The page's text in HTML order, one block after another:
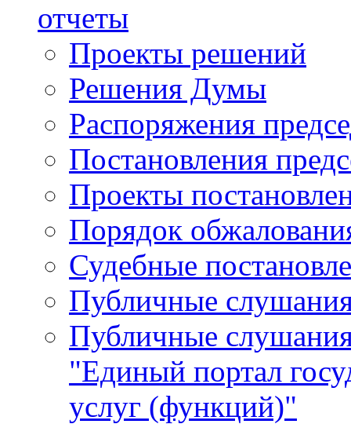
отчеты
Проекты решений
Решения Думы
Распоряжения
Постановления
Проекты
Порядок
Судебные
Публичные
Публичные
"Единый портал
услуг (функций)"